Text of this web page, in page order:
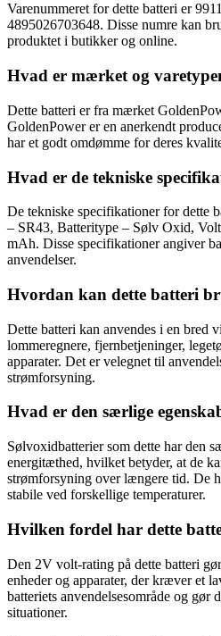
Varenummeret for dette batteri er
4895026703648. Disse numre kan
produktet i butikker og online.
Hvad er mærket og
Dette batteri er fra mærket
GoldenPower er en anerkendt
har et godt omdømme for deres
Hvad er de tekniske
De tekniske specifikationer for dette
– SR43, Batteritype – Sølv Oxid,
mAh. Disse specifikationer angiver
anvendelser.
Hvordan kan dette batteri
Dette batteri kan anvendes i en bred
lommeregnere, fjernbetjeninger,
apparater. Det er velegnet til
strømforsyning.
Hvad er den særlige
Sølvoxidbatterier som dette har den
energitæthed, hvilket betyder, at de
strømforsyning over længere tid. De
stabile ved forskellige temperaturer.
Hvilken fordel har dette
Den 2V volt-rating på dette batteri
enheder og apparater, der kræver et
batteriets anvendelsesområde og gør
situationer.